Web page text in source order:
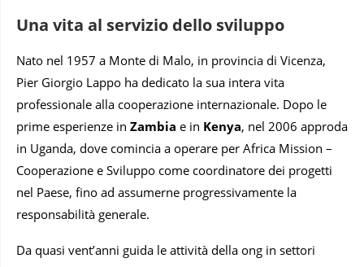
Una vita al servizio dello sviluppo
Nato nel 1957 a Monte di Malo, in provincia di Vicenza,
Pier Giorgio Lappo ha dedicato la sua intera vita
professionale alla cooperazione internazionale. Dopo le
prime esperienze in Zambia e in Kenya, nel 2006 approda
in Uganda, dove comincia a operare per Africa Mission –
Cooperazione e Sviluppo come coordinatore dei progetti
nel Paese, fino ad assumerne progressivamente la
responsabilità generale.
Da quasi vent’anni guida le attività della ong in settori